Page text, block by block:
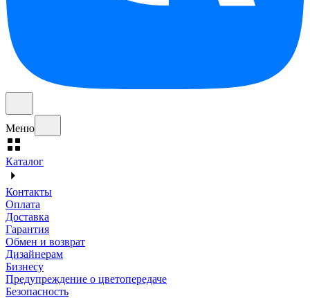
Меню
Каталог
Контакты
Оплата
Доставка
Гарантия
Обмен и возврат
Дизайнерам
Бизнесу
Предупреждение о цветопередаче
Безопасность